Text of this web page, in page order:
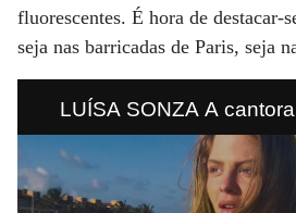
fluorescentes. É hora de destacar-
seja nas barricadas de Paris, seja
LUÍSA SONZA A
Sonza adotou o biquíni
curtia uma praia em Natal.